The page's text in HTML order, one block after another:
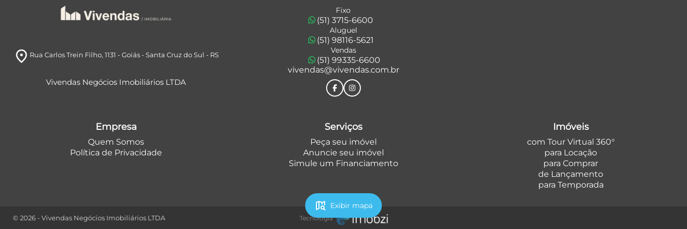
map_search Exibir mapa
room Rua Carlos Trein Filho, 1131 - Goiás- Santa Cruz do Sul - RS
Vivendas Negócios Imobiliários LTDA
Fixo
(51) 3715-6600
Aluguel
(51) 98116-5621
Vendas
(51) 99335-6600
vivendas@vivendas.com.br
Empresa
Quem Somos
Política de Privacidade
Serviços
Peça seu imóvel
Anuncie seu imóvel
Simule um Financiamento
Imóveis
com Tour Virtual 360°
para Locação
para Comprar
de Lançamento
para Temporada
© 2026 - Vivendas Negócios Imobiliários LTDA Tecnologia